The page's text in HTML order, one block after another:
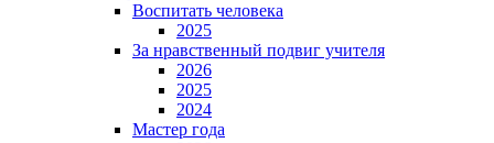
Воспитать человека
2025
За нравственный подвиг учителя
2026
2025
2024
Мастер года